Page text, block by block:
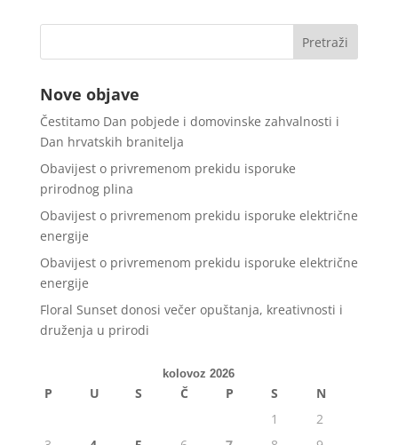
Nove objave
Čestitamo Dan pobjede i domovinske zahvalnosti i
Dan hrvatskih branitelja
Obavijest o privremenom prekidu isporuke
prirodnog plina
Obavijest o privremenom prekidu isporuke električne
energije
Obavijest o privremenom prekidu isporuke električne
energije
Floral Sunset donosi večer opuštanja, kreativnosti i
druženja u prirodi
kolovoz 2026
P U S Č P S
N
1
2